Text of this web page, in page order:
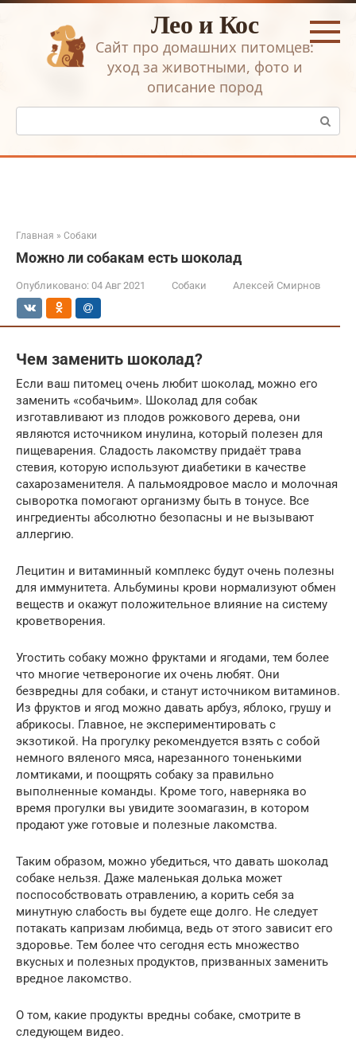
Перейти
Лео и Кос
Сайт про домашних питомцев:
уход за животными, фото и
описание пород
Поиск:
Главная » Собаки
Можно ли собакам есть шоколад
Опубликовано: 04 Авг 2021 Собаки Алексей Смирнов
Чем заменить шоколад?
Если ваш питомец очень любит шоколад, можно его
заменить «собачьим». Шоколад для собак
изготавливают из плодов рожкового дерева, они
являются источником инулина, который полезен для
пищеварения. Сладость лакомству придаёт трава
стевия, которую используют диабетики в качестве
сахарозаменителя. А пальмоядровое масло и молочная
сыворотка помогают организму быть в тонусе. Все
ингредиенты абсолютно безопасны и не вызывают
аллергию.
Лецитин и витаминный комплекс будут очень полезны
для иммунитета. Альбумины крови нормализуют обмен
веществ и окажут положительное влияние на систему
кроветворения.
Угостить собаку можно фруктами и ягодами, тем более
что многие четвероногие их очень любят. Они
безвредны для собаки, и станут источником витаминов.
Из фруктов и ягод можно давать арбуз, яблоко, грушу и
абрикосы. Главное, не экспериментировать с
экзотикой. На прогулку рекомендуется взять с собой
немного вяленого мяса, нарезанного тоненькими
ломтиками, и поощрять собаку за правильно
выполненные команды. Кроме того, наверняка во
время прогулки вы увидите зоомагазин, в котором
продают уже готовые и полезные лакомства.
Таким образом, можно убедиться, что давать шоколад
собаке нельзя. Даже маленькая долька может
поспособствовать отравлению, а корить себя за
минутную слабость вы будете еще долго. Не следует
потакать капризам любимца, ведь от этого зависит его
здоровье. Тем более что сегодня есть множество
вкусных и полезных продуктов, призванных заменить
вредное лакомство.
О том, какие продукты вредны собаке, смотрите в
следующем видео.